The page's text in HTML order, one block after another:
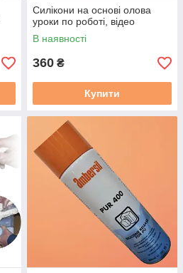
Силікони на основі олова
уроки по роботі, відео
В наявності
360 ₴
Купити